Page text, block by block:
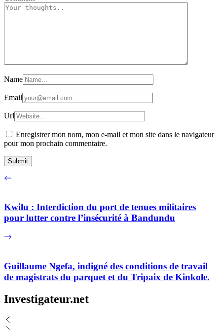
Name
Email
Url
Enregistrer mon nom, mon e-mail et mon site dans le navigateur
pour mon prochain commentaire.
Kwilu : Interdiction du port de tenues militaires
pour lutter contre l’insécurité à Bandundu
Guillaume Ngefa, indigné des conditions de travail
de magistrats du parquet et du Tripaix de Kinkole.
Investigateur.net